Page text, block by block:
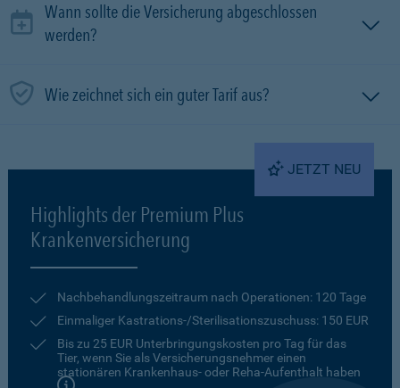
Wann sollte die Versicherung abgeschlossen
werden?
Wie zeichnet sich ein guter Tarif aus?
JETZT NEU
Highlights der Premium Plus
Krankenversicherung
Nachbehandlungszeitraum nach Operationen: 120 Tage
Einmaliger Kastrations-/Sterilisationszuschuss: 150 EUR
Bis zu 25 EUR Unterbringungskosten pro Tag für das
Tier, wenn Sie als Versicherungsnehmer einen
stationären Krankenhaus- oder Reha-Aufenthalt haben